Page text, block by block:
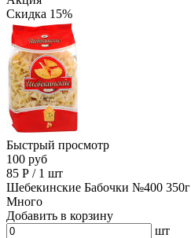
Скидка 15%
Быстрый просмотр
100 руб
85 Р / 1 шт
Шебекинские Бабочки №400 350г
Много
Добавить в корзину
шт